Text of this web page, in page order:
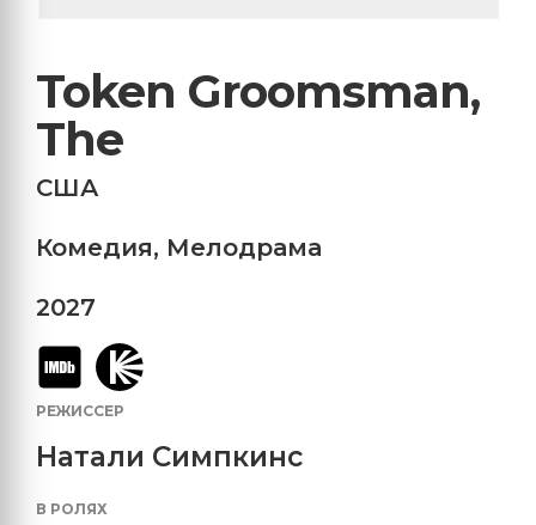
Token Groomsman,
The
США
Комедия, Мелодрама
2027
РЕЖИССЕР
Натали Симпкинс
В РОЛЯХ